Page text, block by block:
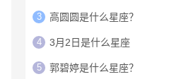
3 高圆圆是什么星座？
4 3月2日是什么星座
5 郭碧婷是什么星座？